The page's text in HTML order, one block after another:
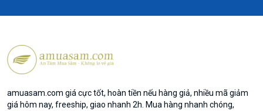
amuasam.com giá cực tốt, hoàn tiền nếu hàng giả, nhiều mã giảm
giá hôm nay, freeship, giao nhanh 2h. Mua hàng nhanh chóng,